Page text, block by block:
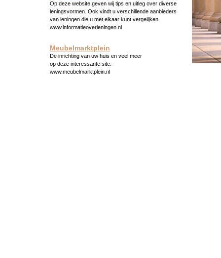
Op deze website geven wij tips en uitleg over diverse
leningsvormen. Ook vindt u verschillende aanbieders
van leningen die u met elkaar kunt vergelijken.
www.informatieoverleningen.nl
Meubelmarktplein
De inrichting van uw huis en veel meer
op deze interessante site.
www.meubelmarktplein.nl